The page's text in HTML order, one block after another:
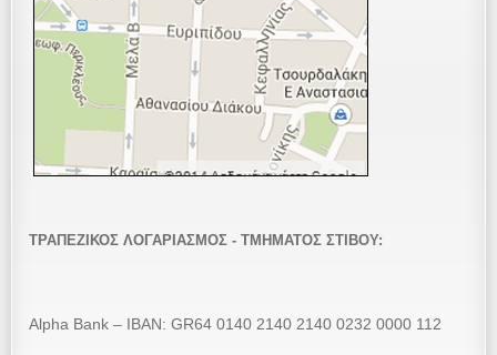
ΤΡΑΠΕΖΙΚΟΣ ΛΟΓΑΡΙΑΣΜΟΣ - ΤΜΗΜΑΤΟΣ ΣΤΙΒΟΥ:
Alpha Bank – IBAN: GR64 0140 2140 2140 0232 0000 112